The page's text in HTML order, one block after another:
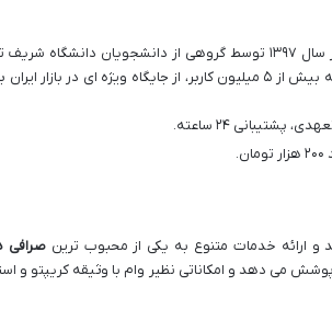
است که در سال ۱۳۹۷ توسط گروهی از دانشجویان دانشگاه
شد. این صرافی با پشتیبانی از بیش از ۲۹۰ ارز دیجیتال و ارائه خدمات به بیش از ۵ میلیون کاربر، از جایگاه ویژه ای در
پشتیبانی ۲۴ ساعته.
صرافی
بیش از ۳۰۰ ارز دیجیتال را پوشش می دهد و امکاناتی نظیر وام با وثیقه کریپتو